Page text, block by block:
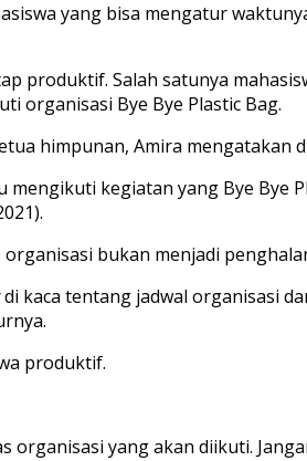
yang bisa mengatur
produktif. Salah satunya
organisasi Bye Bye Plastic Bag.
himpunan, Amira mengatakan
mengikuti kegiatan yang Bye
bukan menjadi
di kaca tentang jadwal organisasi
produktif.
organisasi yang akan diikuti.